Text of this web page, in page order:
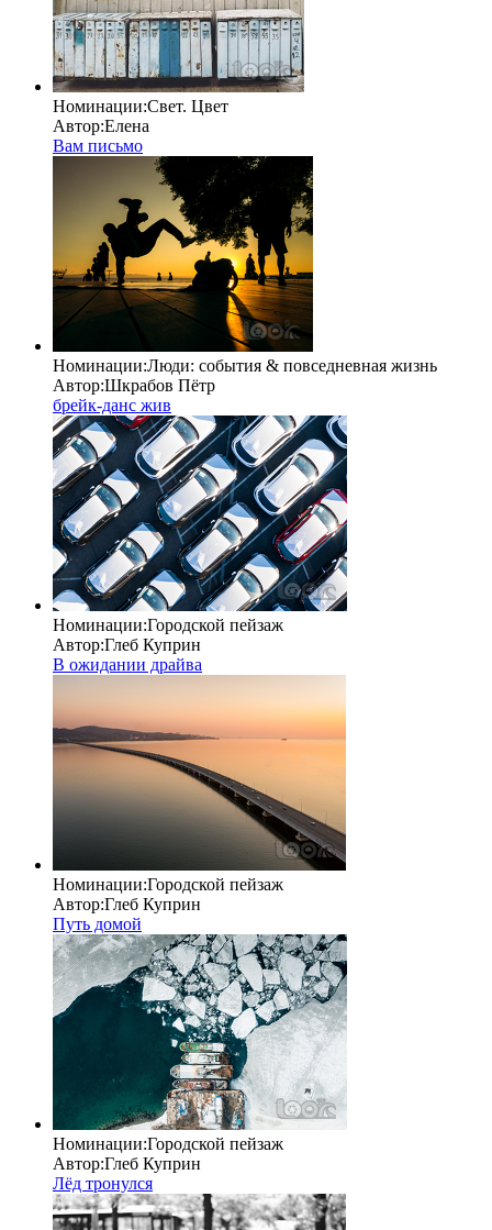
Номинации:Свет. Цвет
Автор:Елена
Вам письмо
Номинации:Люди: cобытия & повседневная жизнь
Автор:Шкрабов Пётр
брейк-данс жив
Номинации:Городской пейзаж
Автор:Глеб Куприн
В ожидании драйва
Номинации:Городской пейзаж
Автор:Глеб Куприн
Путь домой
Номинации:Городской пейзаж
Автор:Глеб Куприн
Лёд тронулся